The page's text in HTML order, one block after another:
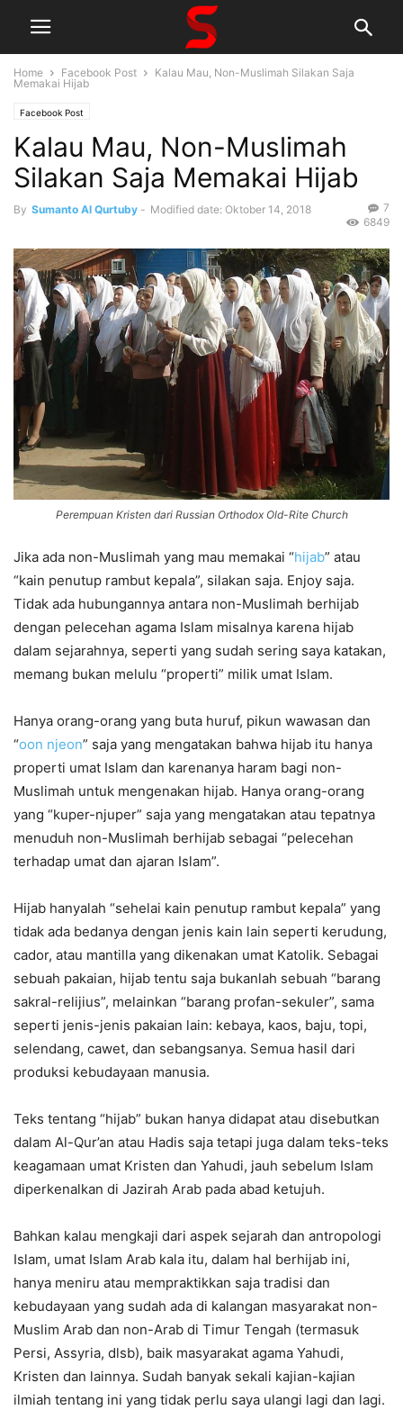
Home Facebook Post
Kalau Mau, Non-Muslimah Silakan Saja
Memakai Hijab
Facebook Post
Kalau Mau, Non-Muslimah
Silakan Saja Memakai Hijab
By Sumanto Al Qurtuby - Modified date: Oktober 14, 2018
7
6849
Perempuan Kristen dari Russian Orthodox Old-Rite Church
Jika ada non-Muslimah yang mau memakai “hijab” atau
“kain penutup rambut kepala”, silakan saja. Enjoy saja.
Tidak ada hubungannya antara non-Muslimah berhijab
dengan pelecehan agama Islam misalnya karena hijab
dalam sejarahnya, seperti yang sudah sering saya katakan,
memang bukan melulu “properti” milik umat Islam.
Hanya orang-orang yang buta huruf, pikun wawasan dan
“oon njeon” saja yang mengatakan bahwa hijab itu hanya
properti umat Islam dan karenanya haram bagi non-
Muslimah untuk mengenakan hijab. Hanya orang-orang
yang “kuper-njuper” saja yang mengatakan atau tepatnya
menuduh non-Muslimah berhijab sebagai “pelecehan
terhadap umat dan ajaran Islam”.
Hijab hanyalah “sehelai kain penutup rambut kepala” yang
tidak ada bedanya dengan jenis kain lain seperti kerudung,
cador, atau mantilla yang dikenakan umat Katolik. Sebagai
sebuah pakaian, hijab tentu saja bukanlah sebuah “barang
sakral-relijius”, melainkan “barang profan-sekuler”, sama
seperti jenis-jenis pakaian lain: kebaya, kaos, baju, topi,
selendang, cawet, dan sebangsanya. Semua hasil dari
produksi kebudayaan manusia.
Teks tentang “hijab” bukan hanya didapat atau disebutkan
dalam Al-Qur’an atau Hadis saja tetapi juga dalam teks-teks
keagamaan umat Kristen dan Yahudi, jauh sebelum Islam
diperkenalkan di Jazirah Arab pada abad ketujuh.
Bahkan kalau mengkaji dari aspek sejarah dan antropologi
Islam, umat Islam Arab kala itu, dalam hal berhijab ini,
hanya meniru atau mempraktikkan saja tradisi dan
kebudayaan yang sudah ada di kalangan masyarakat non-
Muslim Arab dan non-Arab di Timur Tengah (termasuk
Persi, Assyria, dlsb), baik masyarakat agama Yahudi,
Kristen dan lainnya. Sudah banyak sekali kajian-kajian
ilmiah tentang ini yang tidak perlu saya ulangi lagi dan lagi.